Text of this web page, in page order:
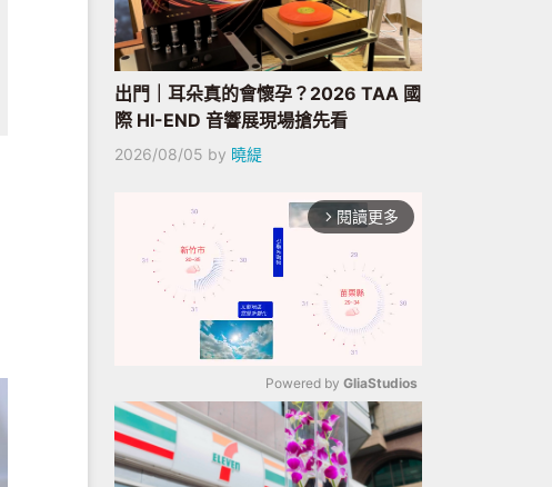
出門｜耳朵真的會懷孕？2026 TAA 國
際 HI-END 音響展現場搶先看
2026/08/05 by 曉緹
arrow_forward_ios 閱讀更多
Mute
Powered by GliaStudios